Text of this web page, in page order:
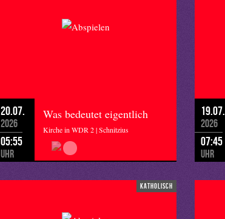
20.07.
2026
05:55
Uhr
Was bedeutet eigentlich
Kirche in WDR 2 | Schnitzius
19.07.
2026
07:45
Uhr
katholisch